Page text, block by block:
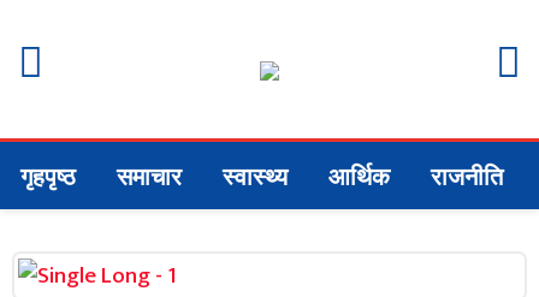
गृहपृष्ठ समाचार स्वास्थ्य आर्थिक राजनीति